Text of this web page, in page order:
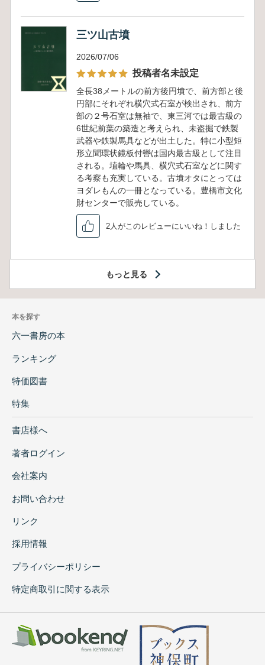
三ツ山古墳
2026/07/06
投稿者名未設定
全長38メートルの前方後円墳で、前方部と後
円部にそれぞれ横穴式石室が検出され、前方
部の２号石室は無袖で、東三河では最古級の
6世紀前葉の築造と考えられ、未盗掘で鉄製
武器や鉄製馬具などが出土した。特に小型矩
形立聞環状鏡板付轡は国内最古級として注目
される。埴輪や馬具、横穴式石室などに関す
る考察も充実している。古墳オタにとっては
ヨダレもんの一冊となっている。豊橋市文化
財センターで販売している。
2人がこのレビューにいいね！しました
もっと見る
本を探す
六一書房の本
ランキング
特価図書
特集
書店様へ
著者ログイン
会社案内
お問い合わせ
リンク
採用情報
プライバシーポリシー
特定商取引に関する表示